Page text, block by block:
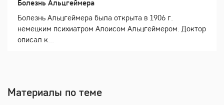
Болезнь Альцгеймера
Болезнь Альцгеймера была открыта в 1906 г.
немецким психиатром Алоисом Альцгеймером. Доктор
описал к...
Материалы по теме